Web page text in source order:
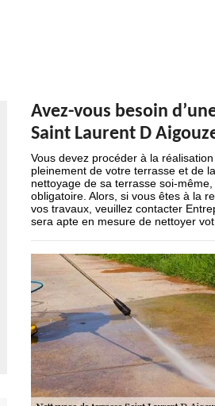
Avez-vous besoin
Saint Laurent D
Vous devez procéder à la
pleinement de votre terrasse et de
nettoyage de sa terrasse soi-
obligatoire. Alors, si vous êtes à la
vos travaux, veuillez contacter
sera apte en mesure de nettoyer